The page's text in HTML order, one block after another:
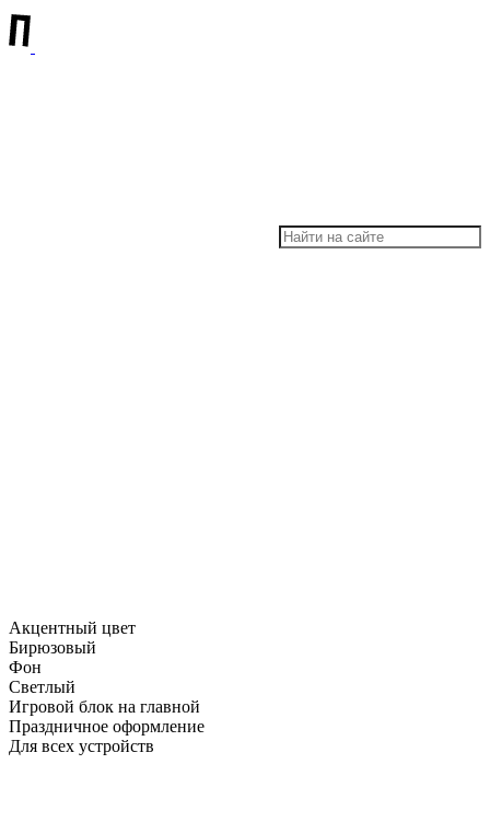
Акцентный цвет
Бирюзовый
Фон
Светлый
Игровой блок на главной
Праздничное оформление
Для всех устройств